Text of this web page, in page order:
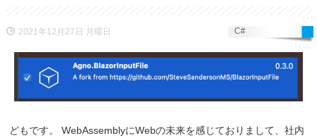
C#
2021年12月27日 月曜日
どもです。 WebAssemblyにWebの未来を感じておりまして、社内